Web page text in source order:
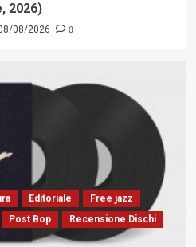
2026)
08/2026 0
Editoriale
Free jazz
Post Bop
Recensione Dischi